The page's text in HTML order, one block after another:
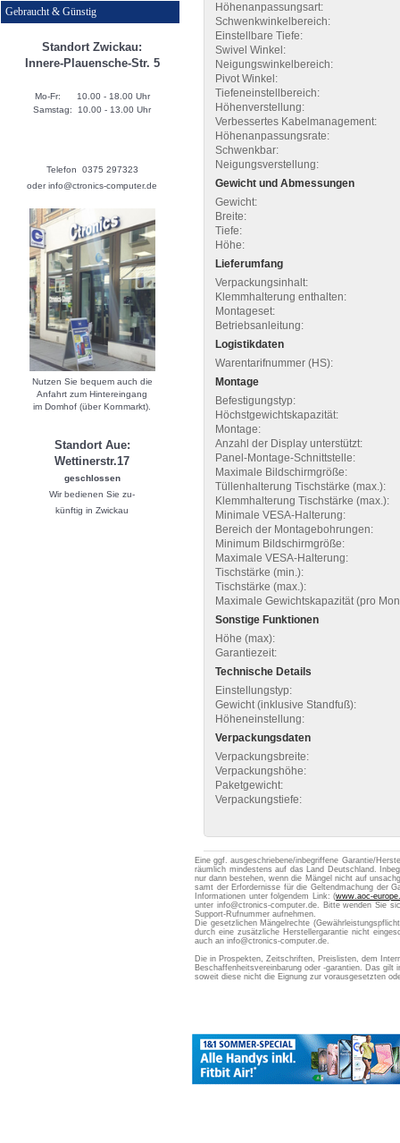
Gebraucht & Günstig
Standort Zwickau:
Innere-Plauensche-Str. 5
Mo-Fr: 10.00 - 18.00 Uhr
Samstag: 10.00 - 13.00 Uhr
Telefon 0375 297323
oder info@ctronics-computer.de
Nutzen Sie bequem auch die
Anfahrt zum Hintereingang
im Domhof (über Kornmarkt).
Standort Aue:
Wettinerstr.17
geschlossen
Wir bedienen Sie zu-
künftig in Zwickau
Höhenanpassungsart:
Schwenkwinkelbereich:
Einstellbare Tiefe:
Swivel Winkel:
Neigungswinkelbereich:
Pivot Winkel:
Tiefeneinstellbereich:
Höhenverstellung:
Verbessertes Kabelmanagement:
Höhenanpassungsrate:
Schwenkbar:
Neigungsverstellung:
Gewicht und Abmessungen
Gewicht:
Breite:
Tiefe:
Höhe:
Lieferumfang
Verpackungsinhalt:
Klemmhalterung enthalten:
Montageset:
Betriebsanleitung:
Logistikdaten
Warentarifnummer (HS):
Montage
Befestigungstyp:
Höchstgewichtskapazität:
Montage:
Anzahl der Display unterstützt:
Panel-Montage-Schnittstelle:
Maximale Bildschirmgröße:
Tüllenhalterung Tischstärke (max.):
Klemmhalterung Tischstärke (max.):
Minimale VESA-Halterung:
Bereich der Montagebohrungen:
Minimum Bildschirmgröße:
Maximale VESA-Halterung:
Tischstärke (min.):
Tischstärke (max.):
Maximale Gewichtskapazität (pro
Sonstige Funktionen
Höhe (max):
Garantiezeit:
Technische Details
Einstellungstyp:
Gewicht (inklusive Standfuß):
Höheneinstellung:
Verpackungsdaten
Verpackungsbreite:
Verpackungshöhe:
Paketgewicht:
Verpackungstiefe:
Eine ggf. ausgeschriebene/inbegriffene Garantie/
räumlich mindestens auf das Land Deutschland.
nur dann bestehen, wenn die Mängel nicht auf
samt der Erfordernisse für die Geltendmachung der
Informationen unter folgendem Link: (www.aoc-
unter info@ctronics-computer.de. Bitte wenden Sie
Support-Rufnummer aufnehmen.
Die gesetzlichen Mängelrechte
durch eine zusätzliche Herstellergarantie nicht
auch an info@ctronics-computer.de.
Die in Prospekten, Zeitschriften, Preislisten, dem
Beschaffenheitsvereinbarung oder -garantien. Das
soweit diese nicht die Eignung zur vorausgesetzten